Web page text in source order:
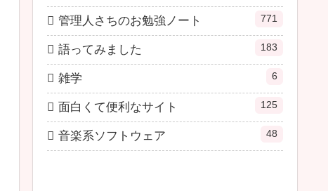
管理人さちのお勉強ノート 771
語ってみました 183
雑学 6
面白くて便利なサイト 125
音楽系ソフトウェア 48